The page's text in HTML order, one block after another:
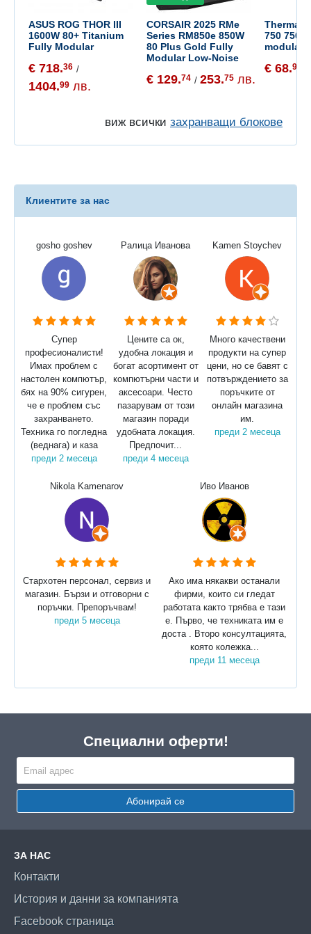
ASUS ROG THOR III
1600W 80+ Titanium
Fully Modular
€ 718.36 /
1404.99 лв.
CORSAIR 2025 RMe
Series RM850e 850W
80 Plus Gold Fully
Modular Low-Noise
€ 129.74 / 253.75 лв.
750
modular
€ 68.99
виж всички захранващи блокове
Клиентите за нас
gosho goshev
Супер
професионалисти!
Имах проблем с
настолен компютър,
бях на 90% сигурен,
че е проблем със
захранването.
Техника го погледна
(веднага) и каза
преди 2 месеца
Ралица Иванова
Цените са ок,
удобна локация и
богат асортимент от
компютърни части и
аксесоари. Често
пазарувам от този
магазин поради
удобната локация.
Предпочит...
преди 4 месеца
Kamen Stoychev
Много качествени
продукти на супер
цени, но се бавят с
потвърждението за
поръчките от
онлайн магазина
им.
преди 2 месеца
Nikola Kamenarov
Стархотен персонал, сервиз и
магазин. Бързи и отговорни с
поръчки. Препоръчвам!
преди 5 месеца
Иво Иванов
Ако има някакви останали
фирми, които си гледат
работата както трябва е тази
е. Първо, че техниката им е
доста . Второ консултацията,
която колежка...
преди 11 месеца
Специални оферти!
Абонирай се
ЗА НАС
Контакти
История и данни за компанията
Facebook страница